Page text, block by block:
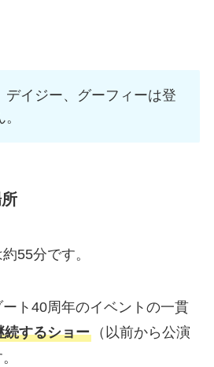
デイジー、グーフィーは登
55分です。
ト40周年のイベントの一貫
続するショー（以前から公演